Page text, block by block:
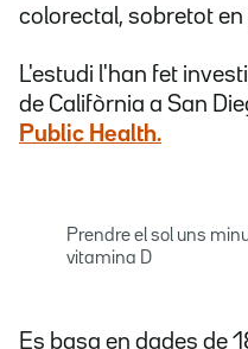
colorectal, sobretot en
L'estudi l'han fet
de Califòrnia a San
Public Health.
Prendre el sol uns
vitamina D
Es basa en dades de